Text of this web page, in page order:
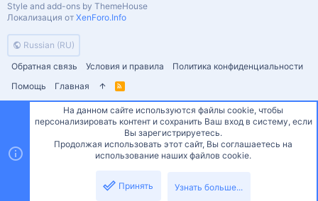
Russian (RU)
Обратная связь
Условия и правила
Политика конфиденциальности
Помощь
Главная
R
S
Style and add-ons by ThemeHouse
Локализация от XenForo.Info
СверхуСнизу
На данном сайте используются файлы cookie, чтобы
персонализировать контент и сохранить Ваш вход в систему, если
Вы зарегистрируетесь.
Продолжая использовать этот сайт, Вы соглашаетесь на
использование наших файлов cookie.
Принять Узнать больше...